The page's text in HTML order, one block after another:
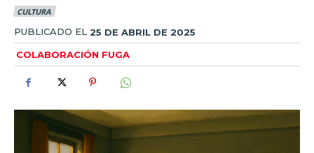
CULTURA
PUBLICADO EL 25 DE ABRIL DE 2025
COLABORACIÓN FUGA